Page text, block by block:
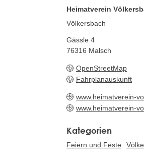
Heimatverein
Völkersbach
Gässle 4
76316 Malsch
OpenStreetMap
Fahrplanauskunft
www.heimatverein-
www.heimatverein-
Feiern und Feste